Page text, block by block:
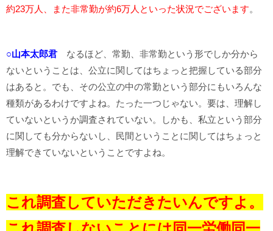
約23万人、また非常勤が約6万人といった状況でございます。
○山本太郎君 なるほど、常勤、非常勤という形でしか分から
ないということは、公立に関してはちょっと把握している部分
はあると。でも、その公立の中の常勤という部分にもいろんな
種類があるわけですよね。たった一つじゃない。要は、理解し
ていないというか調査されていない。しかも、私立という部分
に関しても分からないし、民間ということに関してはちょっと
理解できていないということですよね。
これ調査していただきたいんですよ。